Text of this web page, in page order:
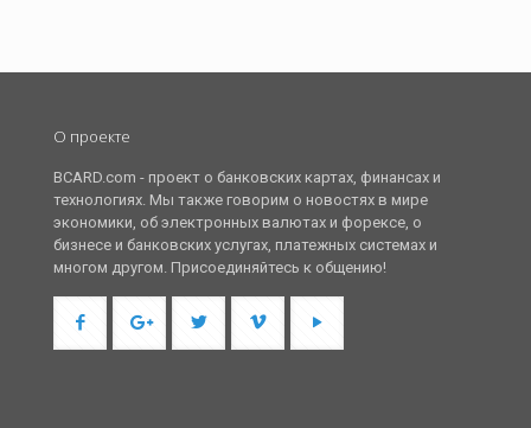
О проекте
BCARD.com - проект о банковских картах, финансах и
технологиях. Мы также говорим о новостях в мире
экономики, об электронных валютах и форексе, о
бизнесе и банковских услугах, платежных системах и
многом другом. Присоединяйтесь к общению!